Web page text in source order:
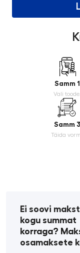
Samm 1
Vali toode.
Samm 3
Täida
Ei soovi
kogu summat
korraga?
osamaksete